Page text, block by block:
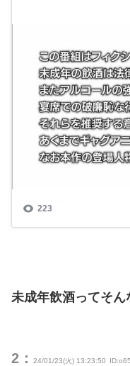
未成年飲酒ってそん
2： 24/01/23(火) 13:23:50